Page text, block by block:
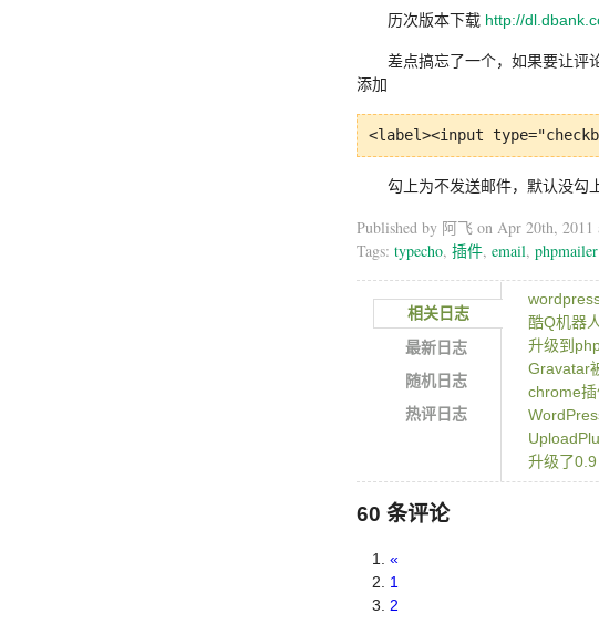
历次版本下载 http://
差点搞忘了一个，如果要让评
添加
<label><input
勾上为不发送邮件，默认没勾
Published by 阿飞 on Apr 20th, 2011
Tags: typecho, 插件, email, phpmailer
相关日志
最新日志
随机日志
热评日志
酷Q机器
升级到
Gravatar
chrome
升级了0.9
60 条评论
«
1
2